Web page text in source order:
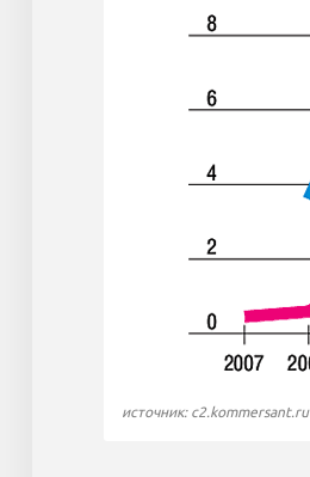
источник: c2.kommersant.ru